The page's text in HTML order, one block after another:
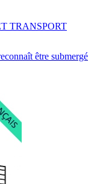
être submergé
TRANSPORT